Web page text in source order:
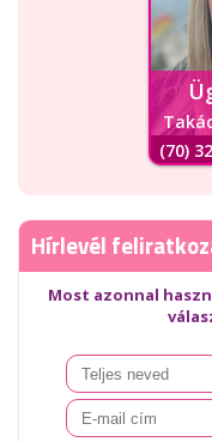
(70)
Hírlevél
Most azonnal